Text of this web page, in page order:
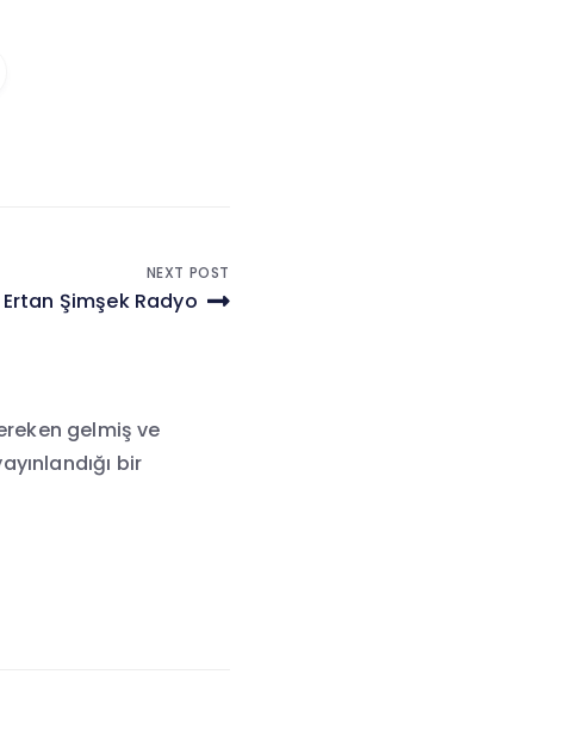
NEXT POST
Ertan Şimşek Radyo
gelmiş ve
bir